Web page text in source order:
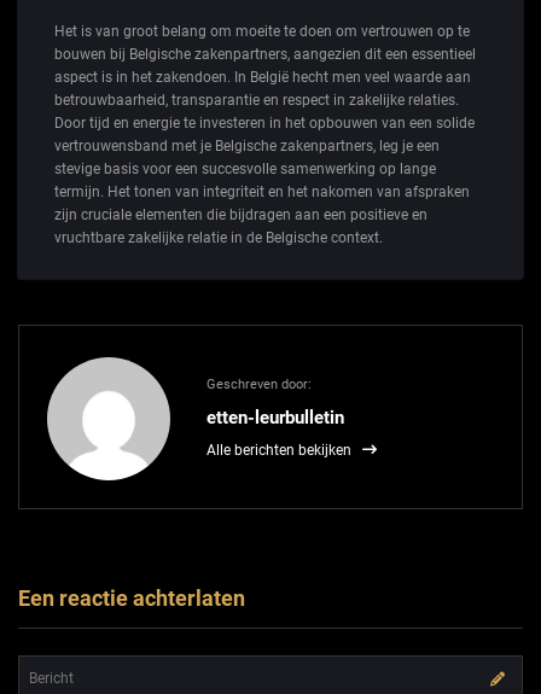
Het is van groot belang om moeite te doen om vertrouwen op te
bouwen bij Belgische zakenpartners, aangezien dit een essentieel
aspect is in het zakendoen. In België hecht men veel waarde aan
betrouwbaarheid, transparantie en respect in zakelijke relaties.
Door tijd en energie te investeren in het opbouwen van een solide
vertrouwensband met je Belgische zakenpartners, leg je een
stevige basis voor een succesvolle samenwerking op lange
termijn. Het tonen van integriteit en het nakomen van afspraken
zijn cruciale elementen die bijdragen aan een positieve en
vruchtbare zakelijke relatie in de Belgische context.
Geschreven door:
etten-leurbulletin
Alle berichten bekijken
Een reactie achterlaten